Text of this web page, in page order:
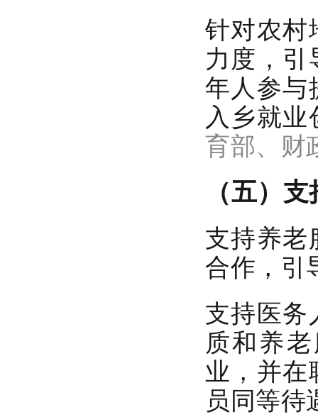
针对农村
力度，
年人参与
入乡就
育部、财
（五）
支持养老
合作 ，
支持医务
质和养
业 ，并
员同等待